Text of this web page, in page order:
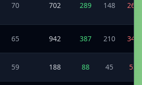
70 702 289 148 265
65 942 387 210 345
59 188 88 45 55